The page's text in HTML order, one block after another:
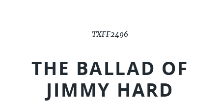
TXFF2496
THE BALLAD OF
JIMMY HARD